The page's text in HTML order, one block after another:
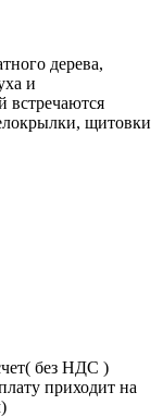
дерева,
и
встречаются
щитовки
без НДС )
приходит на